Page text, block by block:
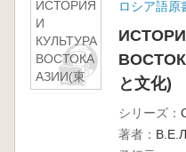
ИСТОРИЯ
И
КУЛЬТУРА
ВОСТОКА
АЗИИ(東
アジアの
ロシア語原
と文化)
シリーズ：
著者：